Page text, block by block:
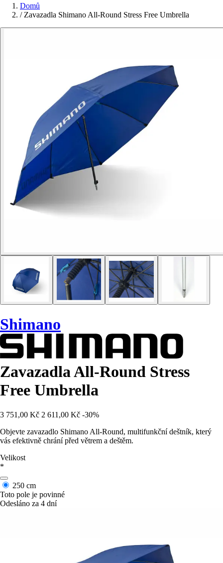
Domů
/ Zavazadla Shimano All-Round Stress Free Umbrella
Shimano
Zavazadla All-Round Stress
Free Umbrella
3 751,00 Kč 2 611,00 Kč -30%
Objevte zavazadlo Shimano All-Round, multifunkční deštník, který
vás efektivně chrání před větrem a deštěm.
Velikost
*
250 cm
Toto pole je povinné
Odesláno za 4 dní